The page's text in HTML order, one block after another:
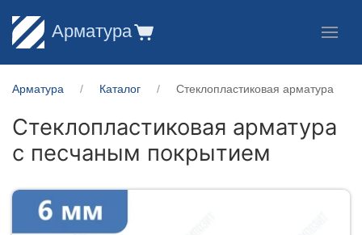
Арматура
Арматура Каталог Стеклопластиковая арматура
Стеклопластиковая арматура
с песчаным покрытием